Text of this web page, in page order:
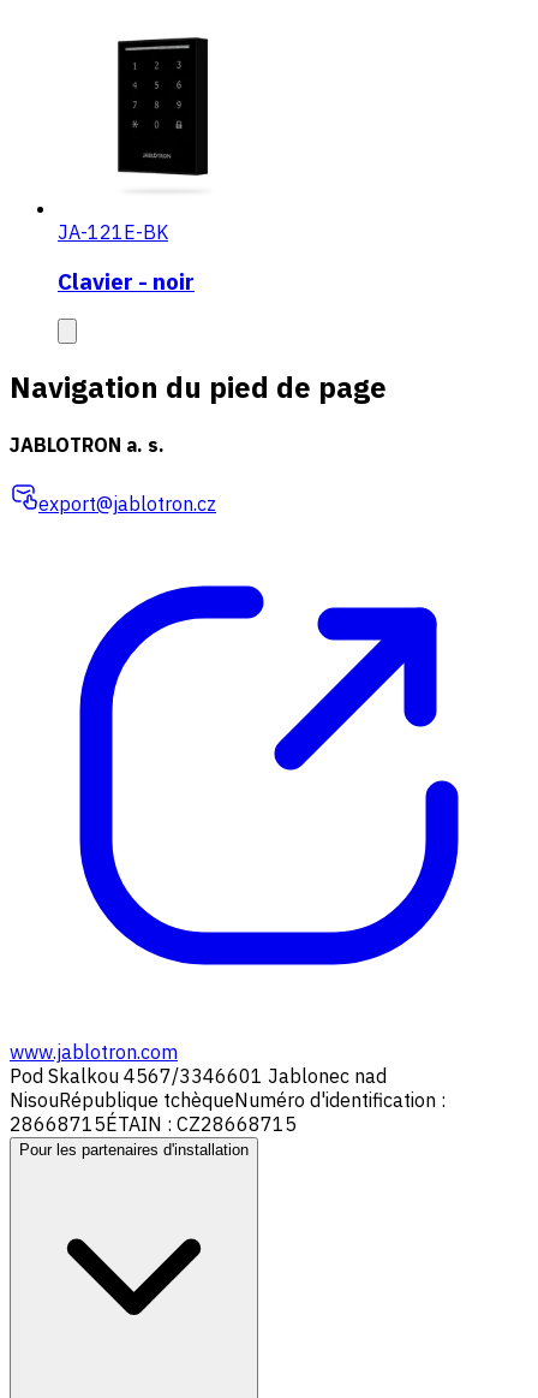
JA-121E-BK
Clavier - noir
Navigation du pied de page
JABLOTRON a. s.
export@jablotron.cz
www.jablotron.com
Pod Skalkou 4567/3346601 Jablonec nad
NisouRépublique tchèqueNuméro d'identification :
28668715ÉTAIN : CZ28668715
Pour les partenaires d'installation